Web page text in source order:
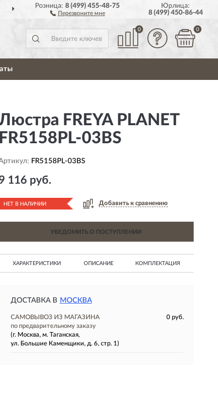
ДОСТАВИМ ПО ВСЕЙ РОССИИ
Розница:8 (499) 455-48-75
Перезвоните мне
Юрлица:
8 (499) 450-86-44
0 0
FREYA PLANET
03BS
FR5158PL-03BS
116 руб.
НЕТ В НАЛИЧИИ Добавить к сравнению
УВЕДОМИТЬ О ПОСТУПЛЕНИИ
ХАРАКТЕРИСТИКИ ОПИСАНИЕ КОМПЛЕКТАЦИЯ
ДОСТАВКА В МОСКВА
САМОВЫВОЗ ИЗ МАГАЗИНА
0 руб.
по предварительному заказу
(г. Москва, м. Таганская,
ул. Большие Каменщики, д. 6, стр. 1)